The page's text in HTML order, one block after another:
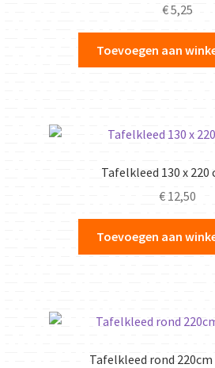
€5,25
Toevoegen aan
Tafelkleed 130 x 220
€12,50
Toevoegen aan
Tafelkleed rond